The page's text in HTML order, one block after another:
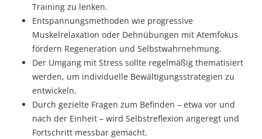
Training zu lenken.
Entspannungsmethoden wie progressive
Muskelrelaxation oder Dehnübungen mit Atemfokus
fördern Regeneration und Selbstwahrnehmung.
Der Umgang mit Stress sollte regelmäßig thematisiert
werden, um individuelle Bewältigungsstrategien zu
entwickeln.
Durch gezielte Fragen zum Befinden – etwa vor und
nach der Einheit – wird Selbstreflexion angeregt und
Fortschritt messbar gemacht.